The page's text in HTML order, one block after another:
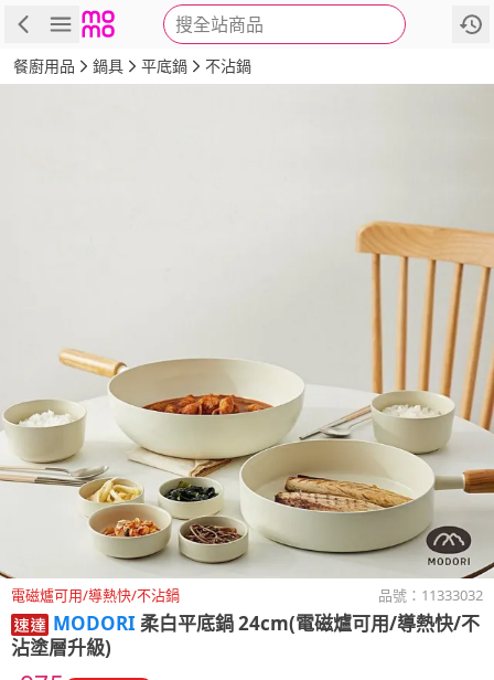
搜全站商品
商品 評價 詳情
餐廚用品 鍋具 平底鍋 不沾鍋
電磁爐可用/導熱快/不沾鍋 品號： 11333032
MODORI 柔白平底鍋 24cm(電磁爐可用/導熱快/不
沾塗層升級)